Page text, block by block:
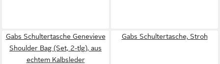
Gabs Schultertasche Genevieve
Shoulder Bag (Set, 2-tlg), aus
echtem Kalbsleder
Gabs Schultertasche, Stroh